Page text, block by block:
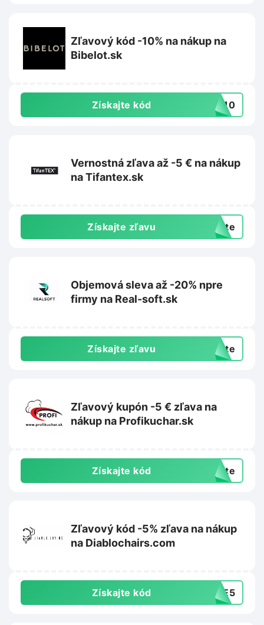
Zľavový kód -10% na nákup na
Bibelot.sk
Získajte kód IB10
Vernostná zľava až -5 € na nákup
na Tifantex.sk
Získajte zľavu exte
Objemová sleva až -20% npre
firmy na Real-soft.sk
Získajte zľavu exte
Zľavový kupón -5 € zľava na
nákup na Profikuchar.sk
Získajte kód exte
Zľavový kód -5% zľava na nákup
na Diablochairs.com
Získajte kód AVE5